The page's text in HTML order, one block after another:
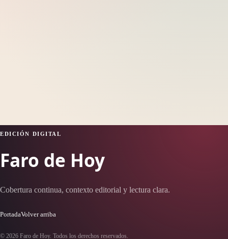
EDICIÓN DIGITAL
Faro de Hoy
Cobertura continua, contexto editorial y lectura clara.
PortadaVolver arriba
© 2026 Faro de Hoy. Todos los derechos reservados.